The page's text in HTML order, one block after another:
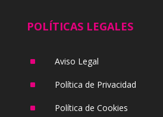
POLÍTICAS LEGALES
^ Aviso Legal
^ Política de Privacidad
^ Política de Cookies